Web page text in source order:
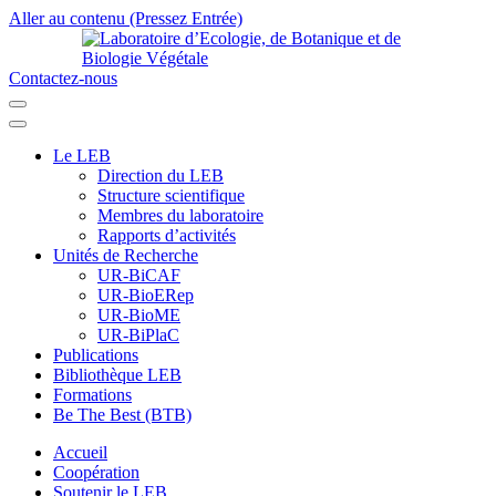
Aller au contenu (Pressez Entrée)
Contactez-nous
Le LEB
Direction du LEB
Structure scientifique
Membres du laboratoire
Rapports d’activités
Unités de Recherche
UR-BiCAF
UR-BioERep
UR-BioME
UR-BiPlaC
Publications
Bibliothèque LEB
Formations
Be The Best (BTB)
Accueil
Coopération
Soutenir le LEB